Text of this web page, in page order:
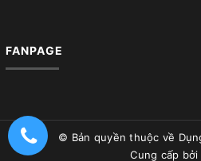
FANPAGE
© Bản quyền thuộc về
Cung cấp bởi